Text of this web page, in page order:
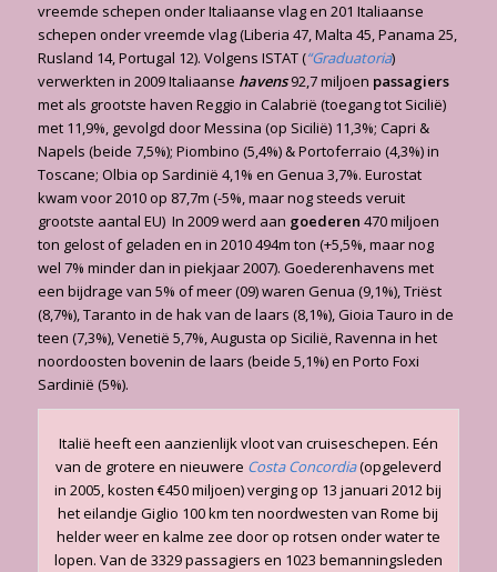
vreemde schepen onder Italiaanse vlag en 201 Italiaanse
schepen onder vreemde vlag (Liberia 47, Malta 45, Panama 25,
Rusland 14, Portugal 12). Volgens ISTAT (“Graduatoria)
verwerkten in 2009 Italiaanse havens92,7 miljoen passagiers
met als grootste haven Reggio in Calabrië (toegang tot Sicilië)
met 11,9%, gevolgd door Messina (op Sicilië) 11,3%; Capri &
Napels (beide 7,5%); Piombino (5,4%) & Portoferraio (4,3%) in
Toscane; Olbia op Sardinië 4,1% en Genua 3,7%. Eurostat
kwam voor 2010 op 87,7m (-5%, maar nog steeds veruit
grootste aantal EU) In 2009 werd aan goederen 470 miljoen
ton gelost of geladen en in 2010 494m ton (+5,5%, maar nog
wel 7% minder dan in piekjaar 2007). Goederenhavens met
een bijdrage van 5% of meer (09) waren Genua (9,1%), Triëst
(8,7%), Taranto in de hak van de laars (8,1%), Gioia Tauro in de
teen (7,3%), Venetië 5,7%, Augusta op Sicilië, Ravenna in het
noordoosten bovenin de laars (beide 5,1%) en Porto Foxi
Sardinië (5%).
Italië heeft een aanzienlijk vloot van cruiseschepen. Eén
van de grotere en nieuwere Costa Concordia(opgeleverd
in 2005, kosten €450 miljoen) verging op 13 januari 2012 bij
het eilandje Giglio 100 km ten noordwesten van Rome bij
helder weer en kalme zee door op rotsen onder water te
lopen. Van de 3329 passagiers en 1023 bemanningsleden